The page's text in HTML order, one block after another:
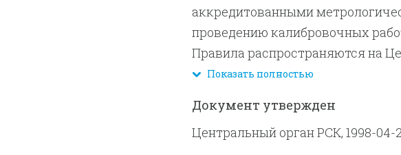
аккредитованными
проведению калибровочных
Правила распространяются на
калибровки, аккредитующие
проведения калибровочных
(РСК).
Показать полностью
Документ утвержден
Центральный орган РСК, 1998-04-